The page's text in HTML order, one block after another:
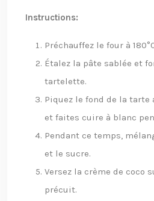
Instructions:
Préchauffez le four à
Étalez la pâte sablée et
tartelette.
Piquez le fond de la tarte
et faites cuire à blanc
Pendant ce temps,
et le sucre.
Versez la crème de coco
précuit.